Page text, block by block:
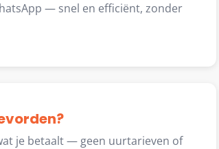
— snel en efficiënt, zonder
je betaalt — geen uurtarieven of